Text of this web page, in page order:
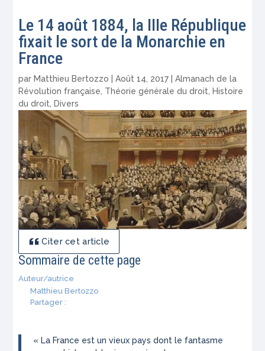
Le 14 août 1884, la IIIe République
fixait le sort de la Monarchie en
France
par Matthieu Bertozzo |Août 14, 2017 |Almanach de la
Révolution française Théorie générale du droit
Histoire
du droit
Divers
Citer cet article
Sommaire de cette page
Auteur/autrice
Matthieu Bertozzo
Partager :
« La France est un vieux pays dont le fantasme